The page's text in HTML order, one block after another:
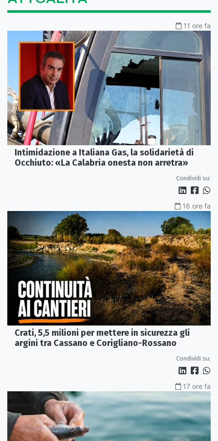
11 ore fa
Intimidazione a Italiana Gas, la solidarietà di
Occhiuto: «La Calabria onesta non arretra»
Condividi su:
16 ore fa
Crati, 5,5 milioni per mettere in sicurezza gli
argini tra Cassano e Corigliano-Rossano
Condividi su:
17 ore fa